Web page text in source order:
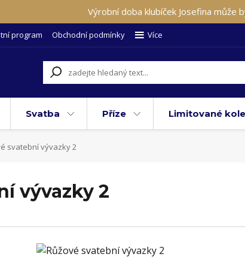
Výrobní doba klubíček Josefina může
program Obchodní podmínky Více
Svatba Příze Limitované
svatební vývazky 2
vývazky 2